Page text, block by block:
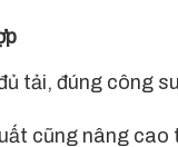
tải, đúng công
cũng nâng